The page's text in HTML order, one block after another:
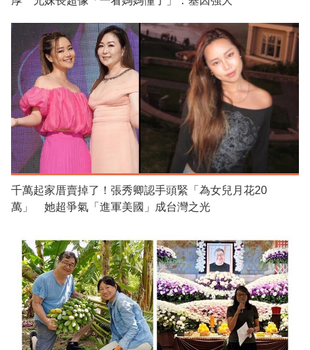
千萬起家厝賣掉了！張秀卿認手頭緊「為女兒月花20
萬」 她超爭氣「進軍美國」成台灣之光